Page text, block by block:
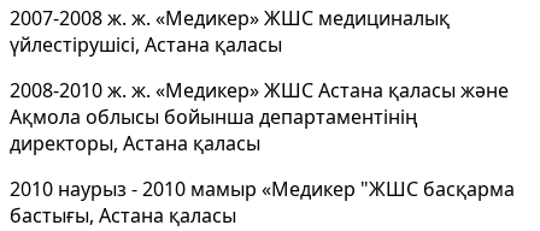
2007-2008 ж. ж. «Медикер» ЖШС медициналық
үйлестірушісі, Астана қаласы
2008-2010 ж. ж. «Медикер» ЖШС Астана қаласы және
Ақмола облысы бойынша департаментінің
директоры, Астана қаласы
2010 наурыз - 2010 мамыр «Медикер "ЖШС басқарма
бастығы, Астана қаласы